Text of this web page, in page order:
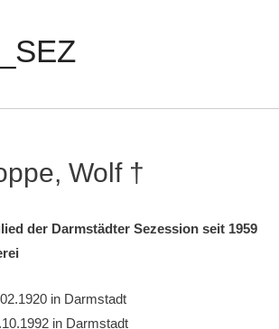
Wolf †
der Darmstädter Sezession seit 1959
in Darmstadt
in Darmstadt